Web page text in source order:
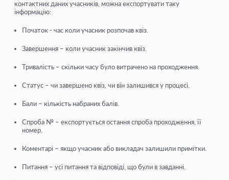
контактних даних учасників, можна експортувати таку
інформацію:
Початок - час коли учасник розпочав квіз.
Завершення – коли учасник закінчив квіз.
Тривалість – скільки часу було витрачено на проходження.
Статус – чи завершено квіз, чи він залишився у процесі.
Бали – кількість набраних балів.
Спроба № – експортується остання спроба проходження, її
номер.
Коментарі – якщо учасник або викладач залишили примітки.
Питання – усі питання та відповіді, що були в завданні.